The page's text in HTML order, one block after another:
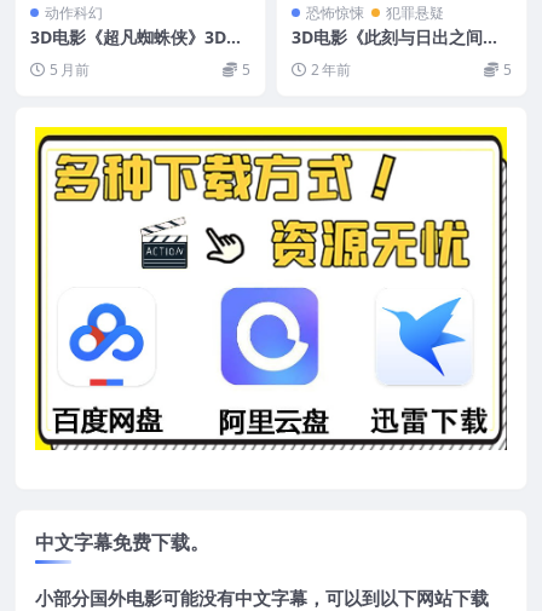
动作科幻
3D电影《超凡蜘蛛侠》3D左
右格式下载 高清蓝光原盘 网
盘+迅雷下载
5 月前 5
恐怖惊悚 犯罪悬疑
3D电影《此刻与日出之间》3
D左右格式 恐怖3D电影 高清
网盘下载
2 年前 5
中文字幕免费下载。
小部分国外电影可能没有中文字幕，可以到以下网站下载